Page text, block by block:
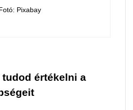
Pixabay
értékelni a